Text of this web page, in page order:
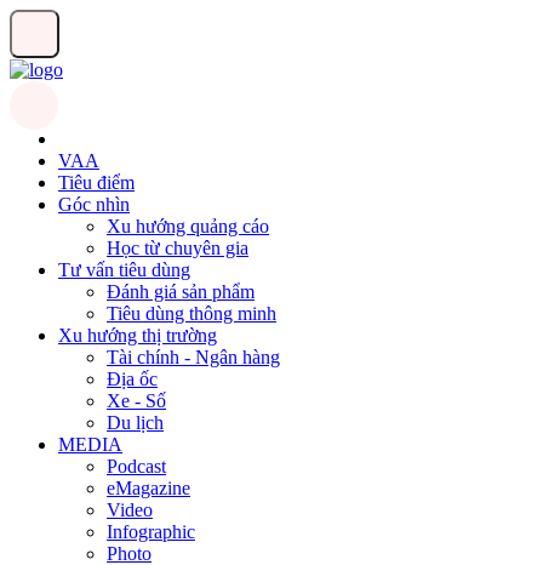
VAA
Tiêu điểm
Góc nhìn
Xu hướng quảng cáo
Học từ chuyên gia
Tư vấn tiêu dùng
Đánh giá sản phẩm
Tiêu dùng thông minh
Xu hướng thị trường
Tài chính - Ngân hàng
Địa ốc
Xe - Số
Du lịch
MEDIA
Podcast
eMagazine
Video
Infographic
Photo